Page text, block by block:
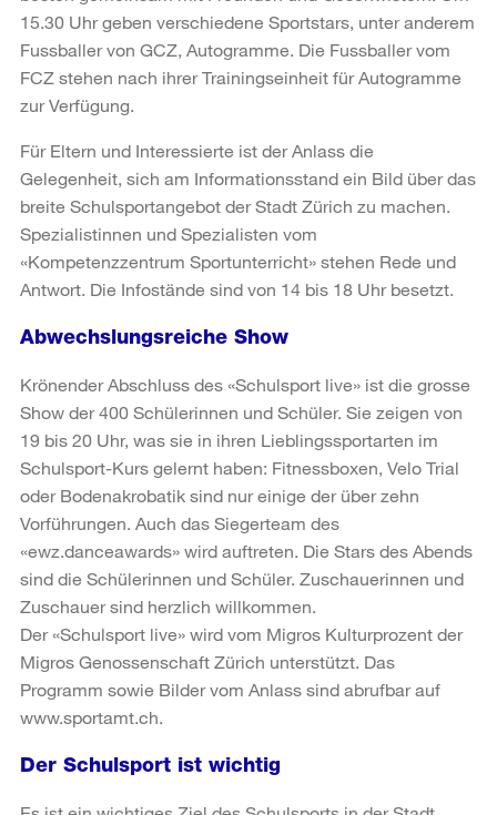
15.30 Uhr geben verschiedene Sportstars, unter anderem
Fussballer von GCZ, Autogramme. Die Fussballer vom
FCZ stehen nach ihrer Trainingseinheit für Autogramme
zur Verfügung.
Für Eltern und Interessierte ist der Anlass die
Gelegenheit, sich am Informationsstand ein Bild über das
breite Schulsportangebot der Stadt Zürich zu machen.
Spezialistinnen und Spezialisten vom
«Kompetenzzentrum Sportunterricht» stehen Rede und
Antwort. Die Infostände sind von 14 bis 18 Uhr besetzt.
Abwechslungsreiche Show
Krönender Abschluss des «Schulsport live» ist die grosse
Show der 400 Schülerinnen und Schüler. Sie zeigen von
19 bis 20 Uhr, was sie in ihren Lieblingssportarten im
Schulsport-Kurs gelernt haben: Fitnessboxen, Velo Trial
oder Bodenakrobatik sind nur einige der über zehn
Vorführungen. Auch das Siegerteam des
«ewz.danceawards» wird auftreten. Die Stars des Abends
sind die Schülerinnen und Schüler. Zuschauerinnen und
Zuschauer sind herzlich willkommen.
Der «Schulsport live» wird vom Migros Kulturprozent der
Migros Genossenschaft Zürich unterstützt. Das
Programm sowie Bilder vom Anlass sind abrufbar auf
www.sportamt.ch.
Der Schulsport ist wichtig